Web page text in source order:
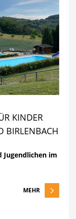
KINDER
BIRLENBACH
Jugendlichen im
MEHR